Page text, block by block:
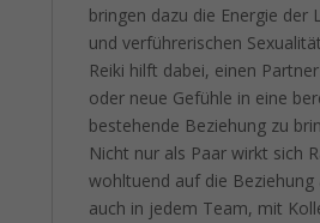
bringen dazu die Energie der
und verführerischen
Reiki hilft dabei, einen
oder neue Gefühle in eine
bestehende Beziehung zu
Nicht nur als Paar wirkt sich
wohltuend auf die Beziehung
auch in jedem Team, mit